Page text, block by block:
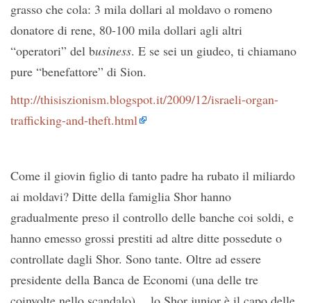
grasso che cola: 3 mila dollari al moldavo o romeno
donatore di rene, 80-100 mila dollari agli altri
“operatori” del business. E se sei un giudeo, ti chiamano
pure “benefattore” di Sion.
http://thisiszionism.blogspot.it/2009/12/israeli-organ-
trafficking-and-theft.html
Come il giovin figlio di tanto padre ha rubato il miliardo
ai moldavi? Ditte della famiglia Shor hanno
gradualmente preso il controllo delle banche coi soldi, e
hanno emesso grossi prestiti ad altre ditte possedute o
controllate dagli Shor. Sono tante. Oltre ad essere
presidente della Banca de Economi (una delle tre